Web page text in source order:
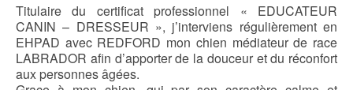
Titulaire du certificat professionnel « EDUCATEUR
CANIN – DRESSEUR », j’interviens régulièrement en
EHPAD avec REDFORD mon chien médiateur de race
LABRADOR afin d’apporter de la douceur et du réconfort
aux personnes âgées.